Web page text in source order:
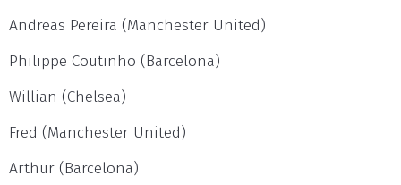
Andreas Pereira (Manchester United)
Philippe Coutinho (Barcelona)
Willian (Chelsea)
Fred (Manchester United)
Arthur (Barcelona)